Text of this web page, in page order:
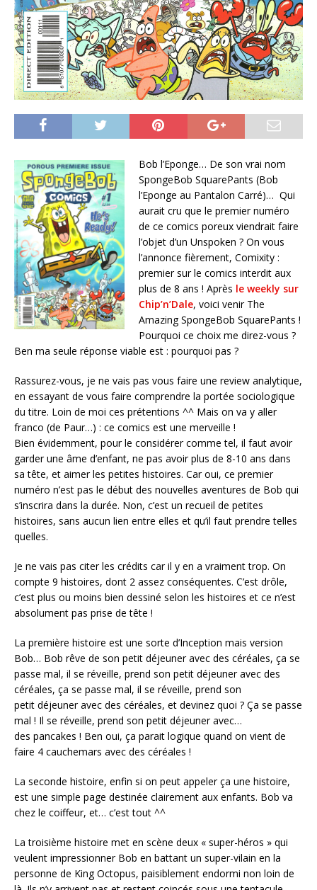
Bob l’Eponge… De son vrai nom
SpongeBob SquarePants (Bob
l’Eponge au Pantalon Carré)… Qui
aurait cru que le premier numéro
de ce comics poreux viendrait faire
l’objet d’un Unspoken ? On vous
l’annonce fièrement, Comixity :
premier sur le comics interdit aux
plus de 8 ans ! Après le weekly sur
Chip’n’Dale, voici venir The
Amazing SpongeBob SquarePants !
Pourquoi ce choix me direz-vous ?
Ben ma seule réponse viable est : pourquoi pas ?
Rassurez-vous, je ne vais pas vous faire une review analytique,
en essayant de vous faire comprendre la portée sociologique
du titre. Loin de moi ces prétentions ^^ Mais on va y aller
franco (de Paur…) : ce comics est une merveille !
Bien évidemment, pour le considérer comme tel, il faut avoir
garder une âme d’enfant, ne pas avoir plus de 8-10 ans dans
sa tête, et aimer les petites histoires. Car oui, ce premier
numéro n’est pas le début des nouvelles aventures de Bob qui
s’inscrira dans la durée. Non, c’est un recueil de petites
histoires, sans aucun lien entre elles et qu’il faut prendre telles
quelles.
Je ne vais pas citer les crédits car il y en a vraiment trop. On
compte 9 histoires, dont 2 assez conséquentes. C’est drôle,
c’est plus ou moins bien dessiné selon les histoires et ce n’est
absolument pas prise de tête !
La première histoire est une sorte d’Inception mais version
Bob… Bob rêve de son petit déjeuner avec des céréales, ça se
passe mal, il se réveille, prend son petit déjeuner avec des
céréales, ça se passe mal, il se réveille, prend son
petit déjeuner avec des céréales, et devinez quoi ? Ça se passe
mal ! Il se réveille, prend son petit déjeuner avec…
des pancakes ! Ben oui, ça parait logique quand on vient de
faire 4 cauchemars avec des céréales !
La seconde histoire, enfin si on peut appeler ça une histoire,
est une simple page destinée clairement aux enfants. Bob va
chez le coiffeur, et… c’est tout ^^
La troisième histoire met en scène deux « super-héros » qui
veulent impressionner Bob en battant un super-vilain en la
personne de King Octopus, paisiblement endormi non loin de